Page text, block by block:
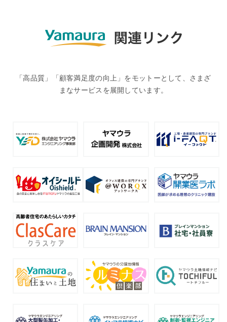
「高品質」「顧客満足度の向上」をモットーとして、さまざ
まなサービスを展開しています。